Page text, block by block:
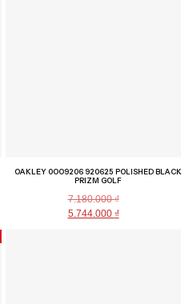
OAKLEY 0OO9206 920625 POLISHED BLACK
PRIZM GOLF
7.180.000₫
5.744.000 ₫